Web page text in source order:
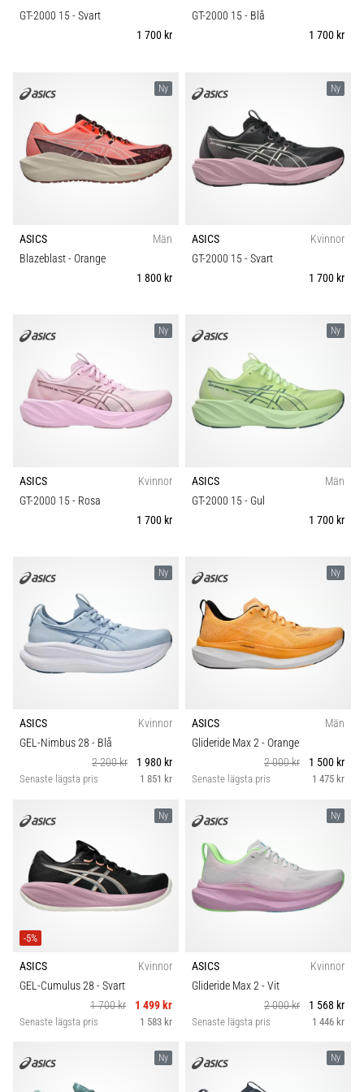
GT-2000 15- Svart
1 700 kr
GT-2000 15- Blå
1 700 kr
Ny
ASICS
Män
Blazeblast- Orange
1 800 kr
Ny
ASICS
Kvinnor
GT-2000 15- Svart
1 700 kr
Ny
ASICS
Kvinnor
GT-2000 15- Rosa
1 700 kr
Ny
ASICS
Män
GT-2000 15- Gul
1 700 kr
Ny
ASICS
Kvinnor
GEL-Nimbus 28 - Blå
2 200 kr
1 980 kr
Senaste lägsta pris 1 851 kr
Ny
ASICS
Män
Glideride Max 2- Orange
2 000 kr
1 500 kr
Senaste lägsta pris 1 475 kr
Ny
-5%
ASICS
Kvinnor
GEL-Cumulus 28 - Svart
1 700 kr
1 499 kr
Senaste lägsta pris 1 583 kr
Ny
ASICS
Kvinnor
Glideride Max 2- Vit
2 000 kr
1 568 kr
Senaste lägsta pris 1 446 kr
Ny Ny